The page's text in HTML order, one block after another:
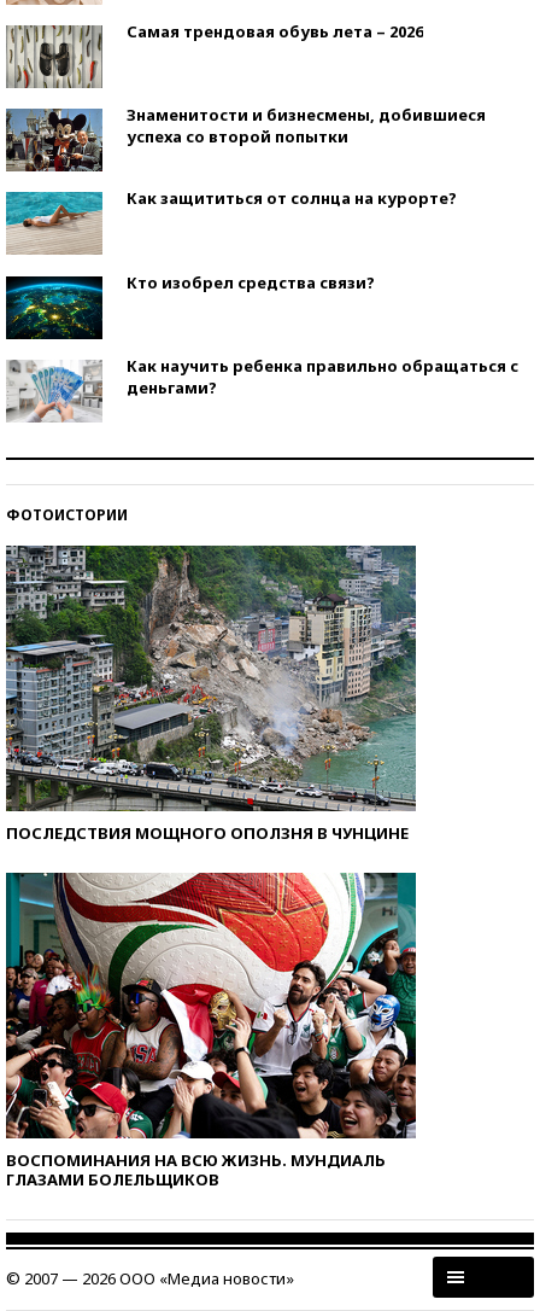
Самая трендовая обувь лета – 2026
Знаменитости и бизнесмены, добившиеся
успеха со второй попытки
Как защититься от солнца на курорте?
Кто изобрел средства связи?
Как научить ребенка правильно обращаться с
деньгами?
ФОТОИСТОРИИ
ПОСЛЕДСТВИЯ МОЩНОГО ОПОЛЗНЯ В ЧУНЦИНЕ
ВОСПОМИНАНИЯ НА ВСЮ ЖИЗНЬ. МУНДИАЛЬ
ГЛАЗАМИ БОЛЕЛЬЩИКОВ
© 2007 — 2026 ООО «Медиа новости»